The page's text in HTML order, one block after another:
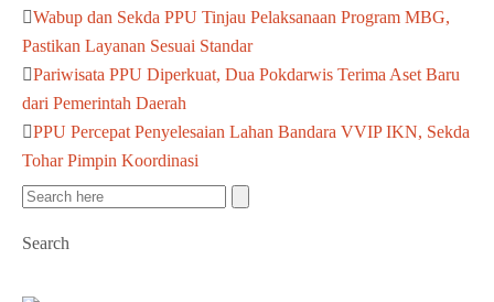
Wabup dan Sekda PPU Tinjau Pelaksanaan Program MBG,
Pastikan Layanan Sesuai Standar
Pariwisata PPU Diperkuat, Dua Pokdarwis Terima Aset Baru
dari Pemerintah Daerah
PPU Percepat Penyelesaian Lahan Bandara VVIP IKN, Sekda
Tohar Pimpin Koordinasi
Search